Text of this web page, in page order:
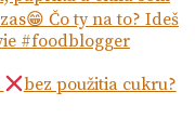
bez použitia cukru?